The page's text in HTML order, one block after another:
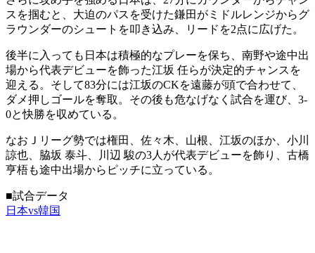
スを掴むと、大迫のパスを受けた鎌田がミドルレンジからグ
ラウンダーのシュートを叩き込み、リードを2点に広げた。
後半に入っても日本は積極的なプレーを保ち、南野や途中出
場から代表デビューを飾った江坂 任らが決定的チャンスを
迎える。そして83分には江坂のCKを遠藤が頭で合わせて、
ダメ押しゴールを奪取。その後も危なげなく試合を運び、3-
0と快勝を収めている。
なおＪリーグ勢では権田、佐々木、山根、江坂のほか、小川
諒也、脇坂 泰斗、川辺 駿の3人が代表デビューを飾り、古橋
亨梧も途中出場からピッチに立っている。
■試合データ
日本vs韓国